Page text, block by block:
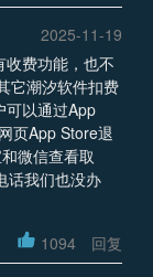
2025-11-19
费功能，也不
它潮汐软件扣费
可以通过App
页App Store退
微信查看取
话我们也没办
1094 回复